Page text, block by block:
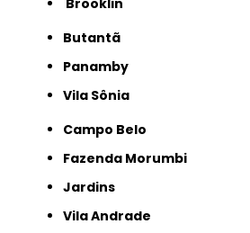
Butantã
Panamby
Vila Sônia
Campo Belo
Fazenda Morumbi
Jardins
Vila Andrade